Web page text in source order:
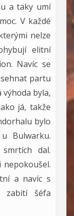
a taky umí
V každé
nelze
elitní
Navíc se
partu
výhoda byla,
já, takže
bylo
Bulwarku.
dal.
nepokoušel.
a navíc s
zabití šéfa